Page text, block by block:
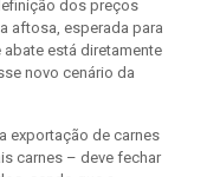
dos preços
aftosa, esperada para
está diretamente
novo cenário da
exportação de carnes
carnes – deve fechar